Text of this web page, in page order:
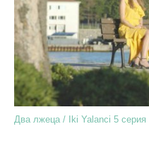
Два лжеца / Iki Yalanci 5